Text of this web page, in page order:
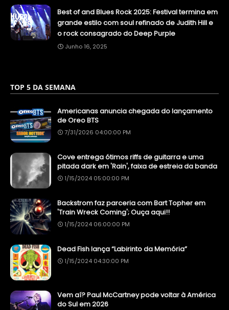
Best of and Blues Rock 2025: Festival termina em
grande estilo com soul refinado de Judith Hill e
o rock consagrado do Deep Purple
Junho 16, 2025
TOP 5 DA SEMANA
Americanas anuncia chegada do lançamento
de Oreo BTS
7/31/2026 04:00:00 PM
Cove entrega ótimos riffs de guitarra e uma
pitada dark em 'Rain', faixa de estreia da banda
1/15/2024 05:00:00 PM
Backstrom faz parceria com Bart Topher em
'Train Wreck Coming'; Ouça aqui!!
1/15/2024 06:00:00 PM
Dead Fish lança “Labirinto da Memória”
1/15/2024 04:30:00 PM
Vem aí? Paul McCartney pode voltar à América
do Sul em 2026